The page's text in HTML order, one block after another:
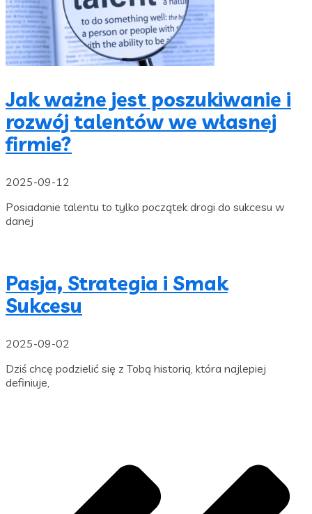
Jak ważne jest poszukiwanie i
rozwój talentów we własnej
firmie?
2025-09-12
Posiadanie talentu to tylko początek drogi do sukcesu w
danej
Pasja, Strategia i Smak
Sukcesu
2025-09-02
Dziś chcę podzielić się z Tobą historią, która najlepiej
definiuje,